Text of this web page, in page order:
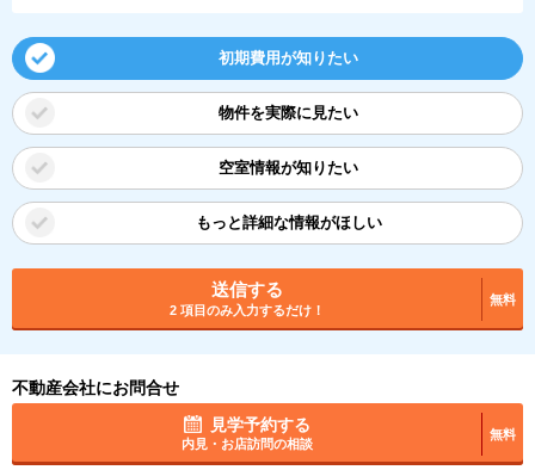
初期費用が知りたい
物件を実際に見たい
空室情報が知りたい
もっと詳細な情報がほしい
送信する
2 項目のみ入力するだけ！
無料
不動産会社にお問合せ
見学予約する
内見・お店訪問の相談
無料